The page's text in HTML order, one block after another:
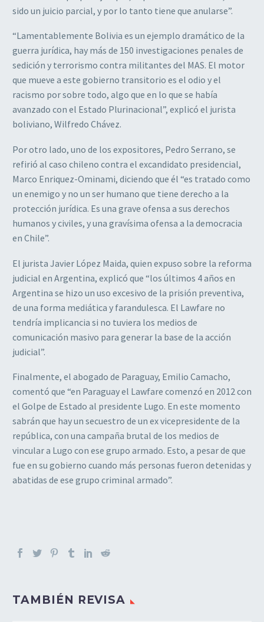
sido un juicio parcial, y por lo tanto tiene que anularse”.
“Lamentablemente Bolivia es un ejemplo dramático de la
guerra jurídica, hay más de 150 investigaciones penales de
sedición y terrorismo contra militantes del MAS. El motor
que mueve a este gobierno transitorio es el odio y el
racismo por sobre todo, algo que en lo que se había
avanzado con el Estado Plurinacional”, explicó el jurista
boliviano, Wilfredo Chávez.
Por otro lado, uno de los expositores, Pedro Serrano, se
refirió al caso chileno contra el excandidato presidencial,
Marco Enriquez-Ominami, diciendo que él “es tratado como
un enemigo y no un ser humano que tiene derecho a la
protección jurídica. Es una grave ofensa a sus derechos
humanos y civiles, y una gravísima ofensa a la democracia
en Chile”.
El jurista Javier López Maida, quien expuso sobre la reforma
judicial en Argentina, explicó que “los últimos 4 años en
Argentina se hizo un uso excesivo de la prisión preventiva,
de una forma mediática y farandulesca. El Lawfare no
tendría implicancia si no tuviera los medios de
comunicación masivo para generar la base de la acción
judicial”.
Finalmente, el abogado de Paraguay, Emilio Camacho,
comentó que “en Paraguay el Lawfare comenzó en 2012 con
el Golpe de Estado al presidente Lugo. En este momento
sabrán que hay un secuestro de un ex vicepresidente de la
república, con una campaña brutal de los medios de
vincular a Lugo con ese grupo armado. Esto, a pesar de que
fue en su gobierno cuando más personas fueron detenidas y
abatidas de ese grupo criminal armado”.
TAMBIÉN REVISA